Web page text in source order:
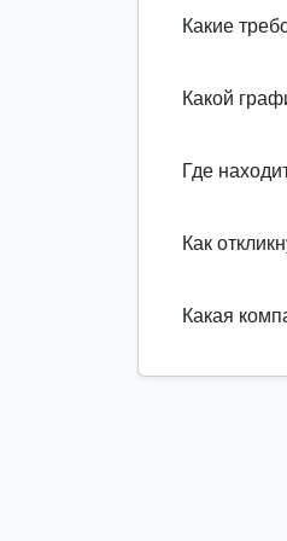
Какие
Какой
Где
Как
Какая